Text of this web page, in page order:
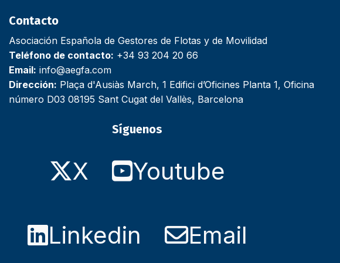
Contacto
Asociación Española de Gestores de Flotas y de Movilidad
Teléfono de contacto: +34 93 204 20 66
Email: info@aegfa.com
Dirección: Plaça d'Ausiàs March, 1 Edifici d’Oficines Planta 1, Oficina
número D03 08195 Sant Cugat del Vallès, Barcelona
Síguenos
X Youtube
Linkedin Email